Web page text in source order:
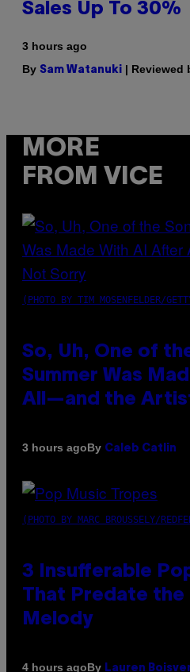
Sales Up To 30%
3 hours ago
By Sam Watanuki | Reviewed
MORE
FROM VICE
(PHOTO BY TIM MOSENFELDER/
So, Uh, One of
Summer Was
All—and the
3 hours agoBy Caleb Catlin
(PHOTO BY MARC BROUSSELY/
3 Insufferable
That Predate the
Melody
4 hours agoBy Lauren